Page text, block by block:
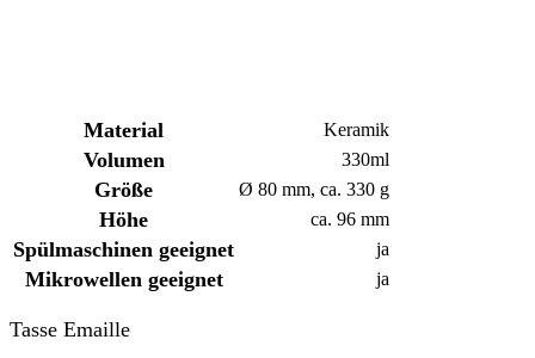
Material Keramik
Volumen 330ml
Größe Ø 80 mm, ca. 330 g
Höhe ca. 96 mm
Spülmaschinen geeignet ja
Mikrowellen geeignet ja
Tasse Emaille